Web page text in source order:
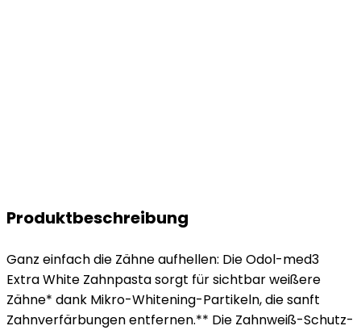
Produktbeschreibung
Ganz einfach die Zähne aufhellen: Die Odol-med3
Extra White Zahnpasta sorgt für sichtbar weißere
Zähne* dank Mikro-Whitening-Partikeln, die sanft
Zahnverfärbungen entfernen.** Die Zahnweiß-Schutz-